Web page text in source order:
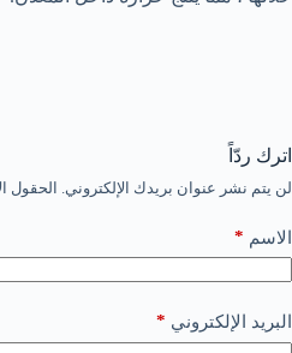
اترك ردّاً
لن يتم نشر عنوان بريدك الإلكتروني. الحقول
الاسم *
البريد الإلكتروني *